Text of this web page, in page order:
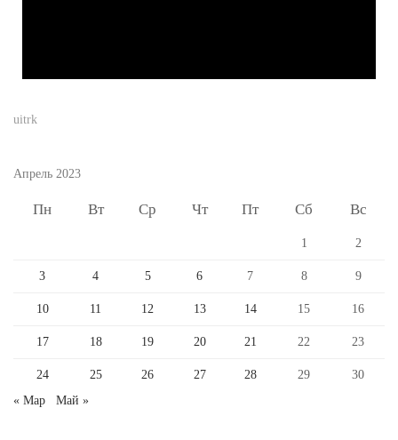
uitrk
Апрель 2023
Пн Вт Ср Чт Пт Сб Вс
1 2
3 4 5 6 7 8 9
10 11 12 13 14 15 16
17 18 19 20 21 22 23
24 25 26 27 28 29
30
« Мар
Май »